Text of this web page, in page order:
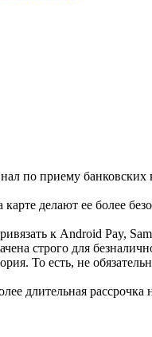
по приему банковских
делают ее более
к Android Pay,
строго для
То есть, не
длительная